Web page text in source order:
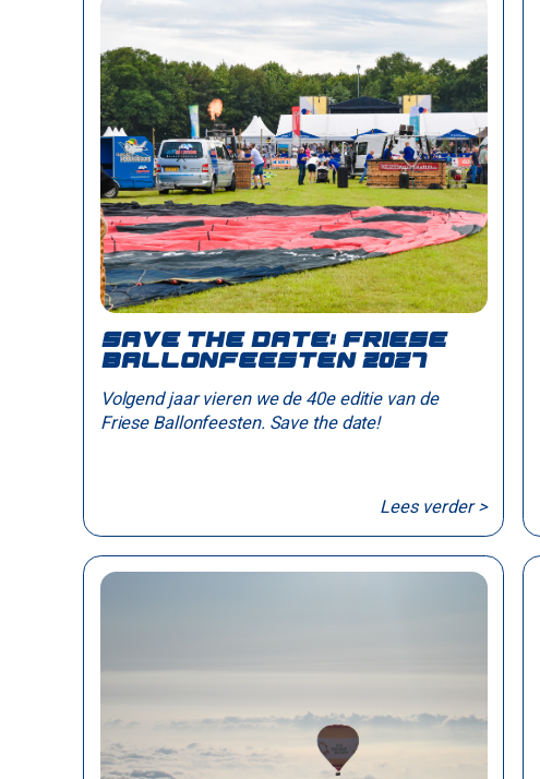
Save the date: Friese
Ballonfeesten 2027
Volgend jaar vieren we de 40e editie van de
Friese Ballonfeesten. Save the date!
Lees verder >